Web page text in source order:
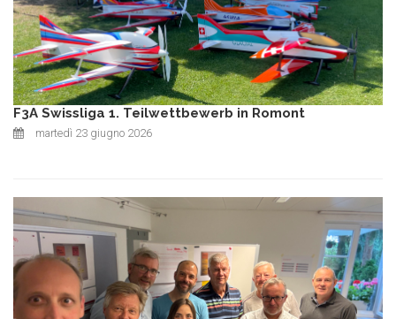
F3A Swissliga 1. Teilwettbewerb in Romont
martedì 23 giugno 2026